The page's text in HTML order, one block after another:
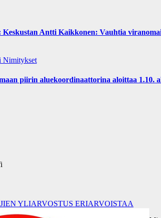
Antti Kaikkonen: Vauhtia
Nimitykset
piirin aluekoordinaattorina aloittaa 1.10.
YLIARVOSTUS ERIARVOISTAA